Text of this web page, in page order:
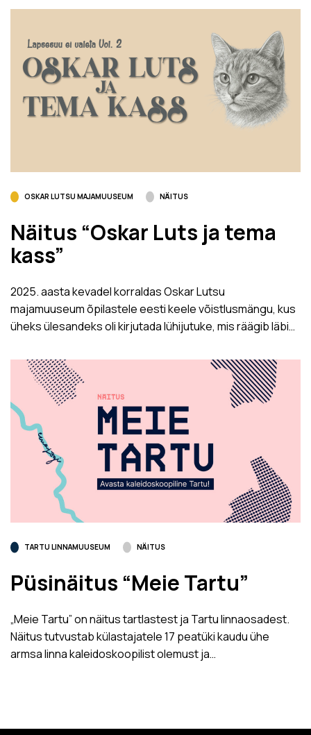
OSKAR LUTSU MAJAMUUSEUM NÄITUS
Näitus “Oskar Luts ja tema
kass”
2025. aasta kevadel korraldas Oskar Lutsu
majamuuseum õpilastele eesti keele võistlusmängu, kus
üheks ülesandeks oli kirjutada lühijutuke, mis räägib läbi…
TARTU LINNAMUUSEUM NÄITUS
Püsinäitus “Meie Tartu”
„Meie Tartu” on näitus tartlastest ja Tartu linnaosadest.
Näitus tutvustab külastajatele 17 peatüki kaudu ühe
armsa linna kaleidoskoopilist olemust ja…